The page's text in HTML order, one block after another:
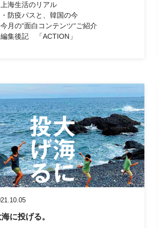
上海生活のリアル
防疫パスと、韓国の今
月の“面白コンテンツ“ご紹介
集後記 「ACTION」
に投げる。